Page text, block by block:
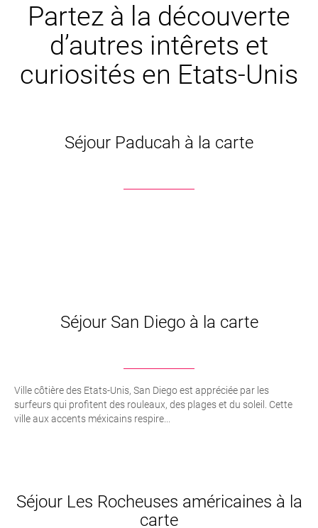
Partez à la découverte
d’autres intêrets et
curiosités en Etats-Unis
Séjour Paducah à la carte
Séjour San Diego à la carte
Ville côtière des Etats-Unis, San Diego est appréciée par les
surfeurs qui profitent des rouleaux, des plages et du soleil. Cette
ville aux accents méxicains respire...
Séjour Les Rocheuses américaines à la
carte